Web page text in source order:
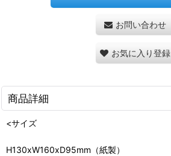
お問い合わせ
お気に入り登録
商品詳細
<サイズ
H130xW160xD95mm（紙製）